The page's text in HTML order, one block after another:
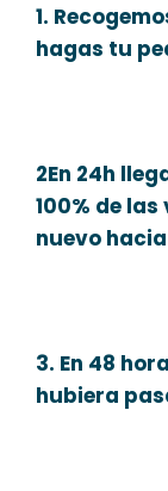
1.
hagas tu
2En 24h
100% de
nuevo
3. En 48
hubiera